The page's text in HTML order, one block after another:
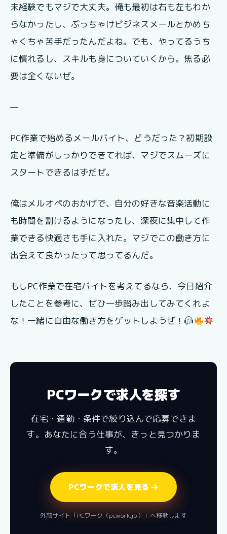
未経験でもマジで大丈夫。俺も最初は右も左もわか
らなかったし、ぶっちゃけビジネスメールとかめち
ゃくちゃ苦手だったんだよね。でも、やってるうち
に慣れるし、スキルも身についていくから。焦る必
要は全くないぜ。
—
PC作業で始めるメールバイト、どうだった？初期設
定と準備がしっかりできてれば、マジでスムーズに
スタートできるはずだぜ。
俺はメルオペのおかげで、自分の好きな音楽活動に
も時間を割けるようになったし、深夜に集中して作
業できる快適さも手に入れた。マジでこの働き方に
出会えて良かったって思ってるんだ。
もしPC作業で在宅バイトを考えてるなら、今日紹介
したことを参考に、ぜひ一歩踏み出してみてくれよ
な！一緒に自由な働き方をゲットしようぜ！
PCワークで求人を探す
在宅・通勤・条件で絞り込んで応募できま
す。あなたに合う仕事が、きっと見つかりま
す。
PCワークで求人を見る
外部サイト「PCワーク（pcwork.jp）」へ移動します